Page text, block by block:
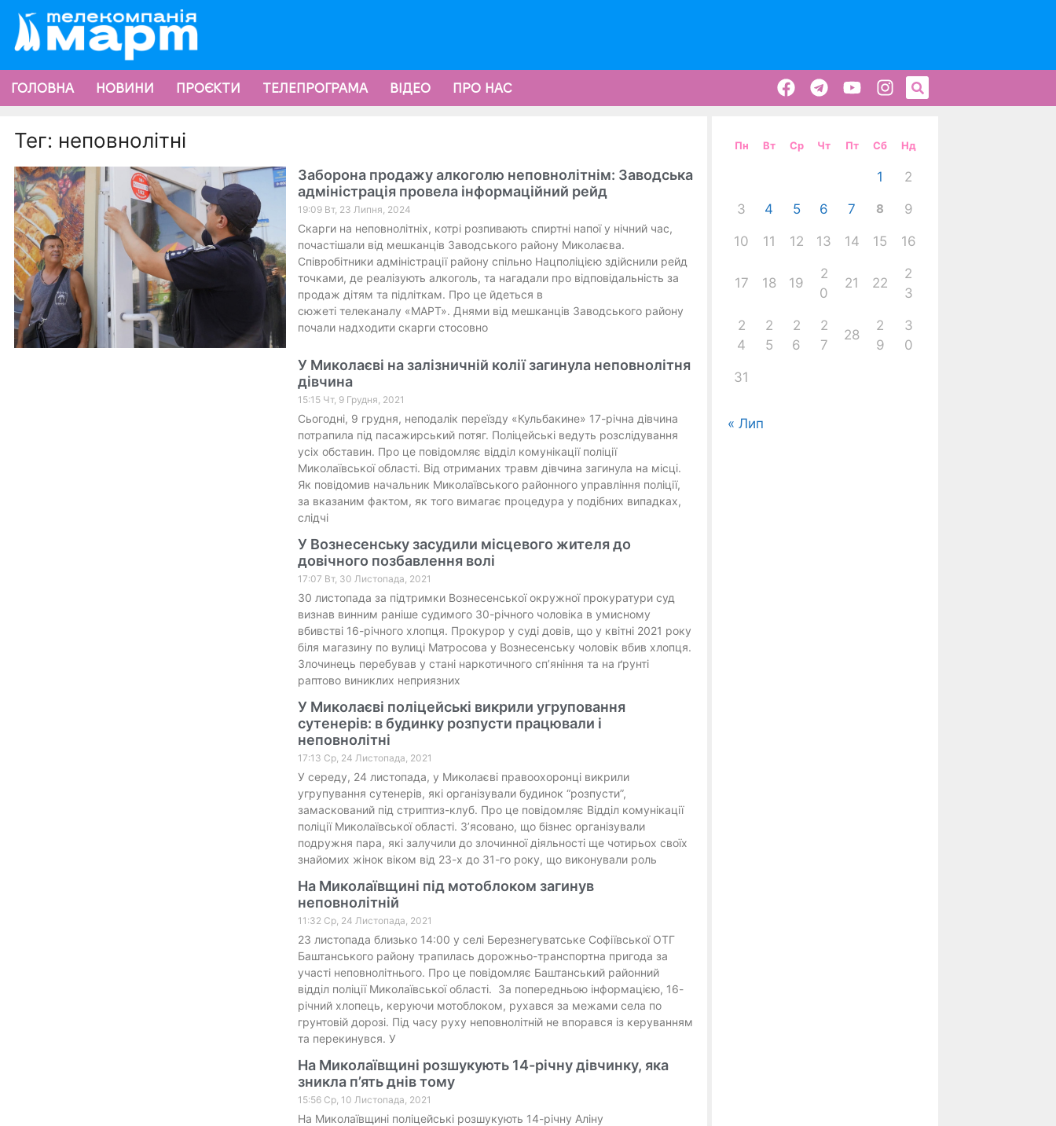
ГОЛОВНА НОВИНИ ПРОЄКТИ ТЕЛЕПРОГРАМА ВІДЕО ПРО НАС
Тег: неповнолітні
Заборона продажу алкоголю неповнолітнім: Заводська
адміністрація провела інформаційний рейд
19:09 Вт, 23 Липня, 2024
Скарги на неповнолітніх, котрі розпивають спиртні напої у нічний час,
почастішали від мешканців Заводського району Миколаєва.
Співробітники адміністрації району спільно Нацполіцією здійснили рейд
точками, де реалізують алкоголь, та нагадали про відповідальність за
продаж дітям та підліткам. Про це йдеться в
сюжеті телеканалу «МАРТ». Днями від мешканців Заводського району
почали надходити скарги стосовно
У Миколаєві на залізничній колії загинула неповнолітня
дівчина
15:15 Чт, 9 Грудня, 2021
Сьогодні, 9 грудня, неподалік переїзду «Кульбакине» 17-річна дівчина
потрапила під пасажирський потяг. Поліцейські ведуть розслідування
усіх обставин. Про це повідомляє відділ комунікації поліції
Миколаївської області. Від отриманих травм дівчина загинула на місці.
Як повідомив начальник Миколаївського районного управління поліції,
за вказаним фактом, як того вимагає процедура у подібних випадках,
слідчі
У Вознесенську засудили місцевого жителя до
довічного позбавлення волі
17:07 Вт, 30 Листопада, 2021
30 листопада за підтримки Вознесенської окружної прокуратури суд
визнав винним раніше судимого 30-річного чоловіка в умисному
вбивстві 16-річного хлопця. Прокурор у суді довів, що у квітні 2021 року
біля магазину по вулиці Матросова у Вознесенську чоловік вбив хлопця.
Злочинець перебував у стані наркотичного сп’яніння та на ґрунті
раптово виниклих неприязних
У Миколаєві поліцейські викрили угруповання
сутенерів: в будинку розпусти працювали і
неповнолітні
17:13 Ср, 24 Листопада, 2021
У середу, 24 листопада, у Миколаєві правоохоронці викрили
угрупування сутенерів, які організували будинок “розпусти”,
замаскований під стриптиз-клуб. Про це повідомляє Відділ комунікації
поліції Миколаївської області. З’ясовано, що бізнес організували
подружня пара, які залучили до злочинної діяльності ще чотирьох своїх
знайомих жінок віком від 23-х до 31-го року, що виконували роль
На Миколаївщині під мотоблоком загинув
неповнолітній
11:32 Ср, 24 Листопада, 2021
23 листопада близько 14:00 у селі Березнегуватське Софіївської ОТГ
Баштанського району трапилась дорожньо-транспортна пригода за
участі неповнолітнього. Про це повідомляє Баштанський районний
відділ поліції Миколаївської області. За попередньою інформацією, 16-
річний хлопець, керуючи мотоблоком, рухався за межами села по
грунтовій дорозі. Під часу руху неповнолітній не впорався із керуванням
та перекинувся. У
На Миколаївщині розшукують 14-річну дівчинку, яка
зникла п’ять днів тому
15:56 Ср, 10 Листопада, 2021
На Миколаївщині поліцейські розшукують 14-річну Аліну
Пн Вт Ср Чт Пт Сб Нд
1 2
3 4 5 6 7 8 9
10 11 12 13 14 15 16
17 18 19
2
0
21 22
2
3
2
4
2
5
2
6
2
7
28
2
9
3
0
31
« Лип